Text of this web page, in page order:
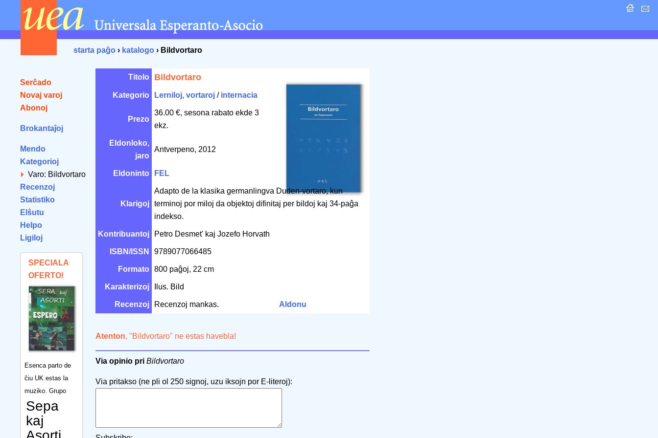
starta paĝo › katalogo › Bildvortaro
Serĉado
Novaj varoj
Abonoj
Brokantaĵoj
Mendo
Kategorioj
Varo: Bildvortaro
Recenzoj
Statistiko
Elŝutu
Helpo
Ligiloj
SPECIALA
OFERTO!
Esenca parto de
ĉiu UK estas la
muziko. Grupo
Sepa
kaj
Titolo Bildvortaro
Kategorio Lerniloj, vortaroj / internacia
Prezo
36.00 €, sesona rabato ekde 3
ekz.
Eldonloko,
jaro
Antverpeno, 2012
Eldoninto FEL
Klarigoj
Adapto de la klasika germanlingva Duden-vortaro, kun
terminoj por miloj da objektoj difinitaj per bildoj kaj 34-paĝa
indekso.
Kontribuantoj Petro Desmet' kaj Jozefo Horvath
ISBN/ISSN 9789077066485
Formato 800 paĝoj, 22 cm
Karakterizoj Ilus. Bild
Recenzoj Recenzoj mankas. Aldonu
Atenton, "Bildvortaro" ne estas havebla!
Via opinio pri Bildvortaro
Via pritakso (ne pli ol 250 signoj, uzu iksojn por E-literoj):